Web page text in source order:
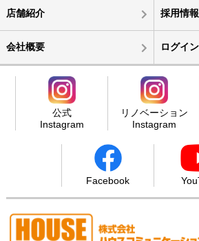
店舗紹介 採用情報
会社概要 ログイン
公式
Instagram
リノベーション
Instagram
Facebook